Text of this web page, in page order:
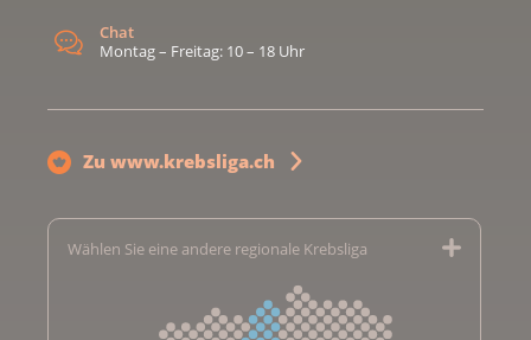
Chat
Montag – Freitag: 10 – 18 Uhr
Zu www.krebsliga.ch
Wählen Sie eine andere regionale Krebsliga